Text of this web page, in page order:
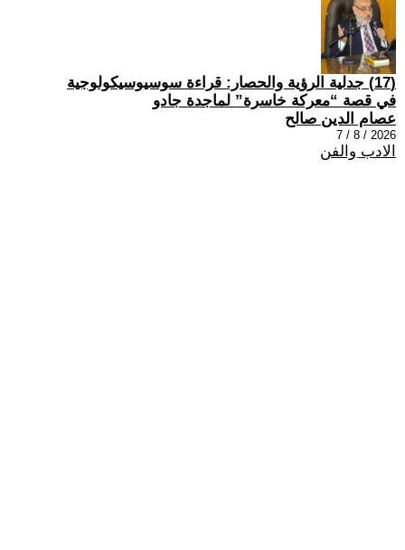
(17) جدلية الرؤية والحصار: قراءة سوسيوسيكولوجية
في قصة “معركة خاسرة” لماجدة جادو
عصام الدين صالح
2026 / 8 / 7
الادب والفن